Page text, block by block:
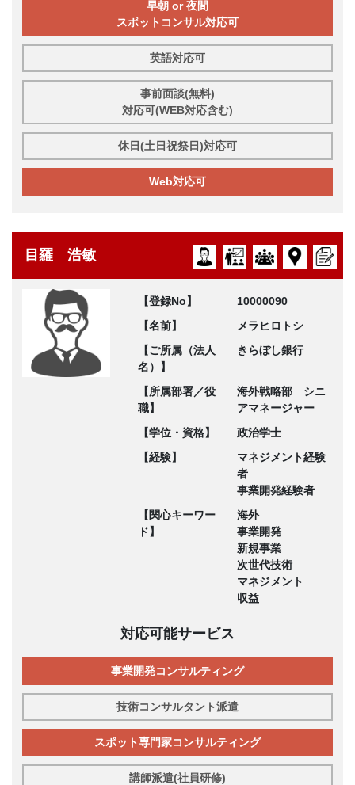
早朝 or 夜間
スポットコンサル対応可
英語対応可
事前面談(無料)
対応可(WEB対応含む)
休日(土日祝祭日)対応可
Web対応可
目羅 浩敏
【登録No】
10000090
【名前】
メラヒロトシ
【ご所属（法人
名）】
きらぼし銀行
【所属部署／役
職】
海外戦略部 シニ
アマネージャー
【学位・資格】
政治学士
【経験】
マネジメント経験
者
事業開発経験者
【関心キーワー
ド】
海外
事業開発
新規事業
次世代技術
マネジメント
収益
対応可能サービス
事業開発コンサルティング
技術コンサルタント派遣
スポット専門家コンサルティング
講師派遣(社員研修)